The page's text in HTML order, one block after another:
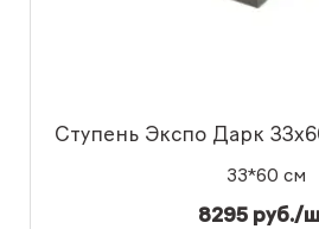
Ступень Экспо Дарк
33*60 см
8295 руб./